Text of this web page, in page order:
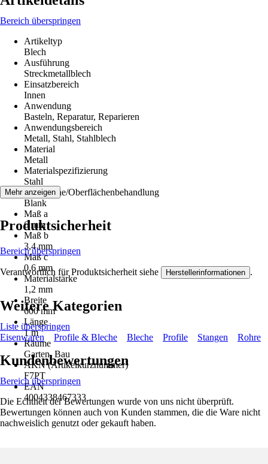
Bereich überspringen
Artikeltyp
Blech
Ausführung
Streckmetallblech
Einsatzbereich
Innen
Anwendung
Basteln, Reparatur, Reparieren
Anwendungsbereich
Metall, Stahl, Stahlblech
Material
Metall
Materialspezifizierung
Stahl
Oberfläche/Oberflächenbehandlung
Blank
Maß a
6 mm
Maß b
3,4 mm
Maß c
0,6 mm
Materialstärke
1,2 mm
Breite
600 mm
Länge
1 m
Räume
Garten, Bau
AKN (Artikelkurznummer)
F7PT
EAN
4004338467333
Mehr anzeigen
Produktsicherheit
Bereich überspringen
Verantwortlich für Produktsicherheit siehe Herstellerinformationen .
Weitere Kategorien
Liste überspringen
Eisenwaren
Profile & Bleche Bleche Profile Stangen Rohre
Kundenbewertungen
Bereich überspringen
Die Echtheit der Bewertungen wurde von uns nicht überprüft.
Bewertungen können auch von Kunden stammen, die die Ware nicht
nachweislich genutzt oder gekauft haben.